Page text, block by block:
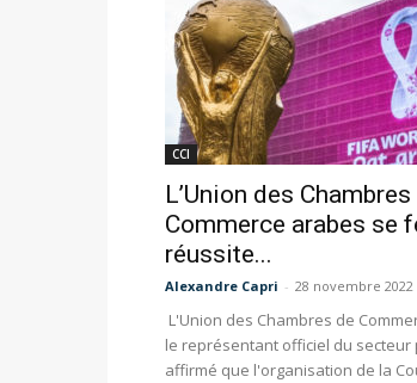
CCI
L’Union des Chambres
Commerce arabes se
réussite...
Alexandre Capri - 28 novembre 2022
L'Union des Chambres de
le représentant officiel du secteur
affirmé que l'organisation de la